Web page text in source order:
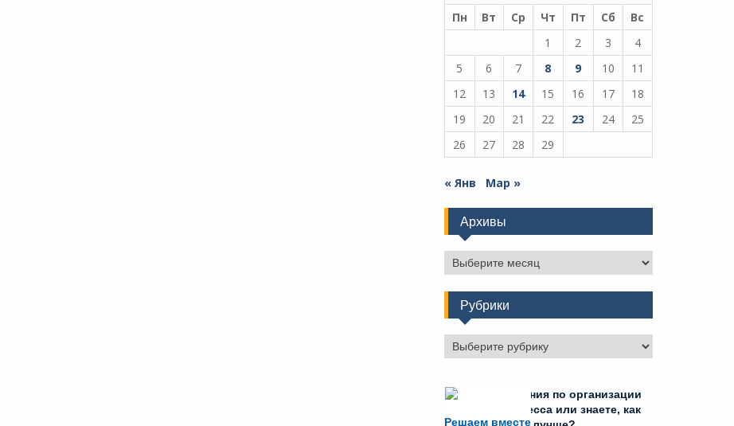
Пн
Вт Ср Чт Пт Сб
Вс
1
2 3
4
5
6 7 8 9 10
11
12
13 14 15 16 17
18
19
20 21 22 23 24
25
26
27 28 29
« Янв Мар »
Архивы
Архивы
Рубрики
Рубрики
Решаем вместе
Есть предложения по организации
учебного процесса или знаете, как